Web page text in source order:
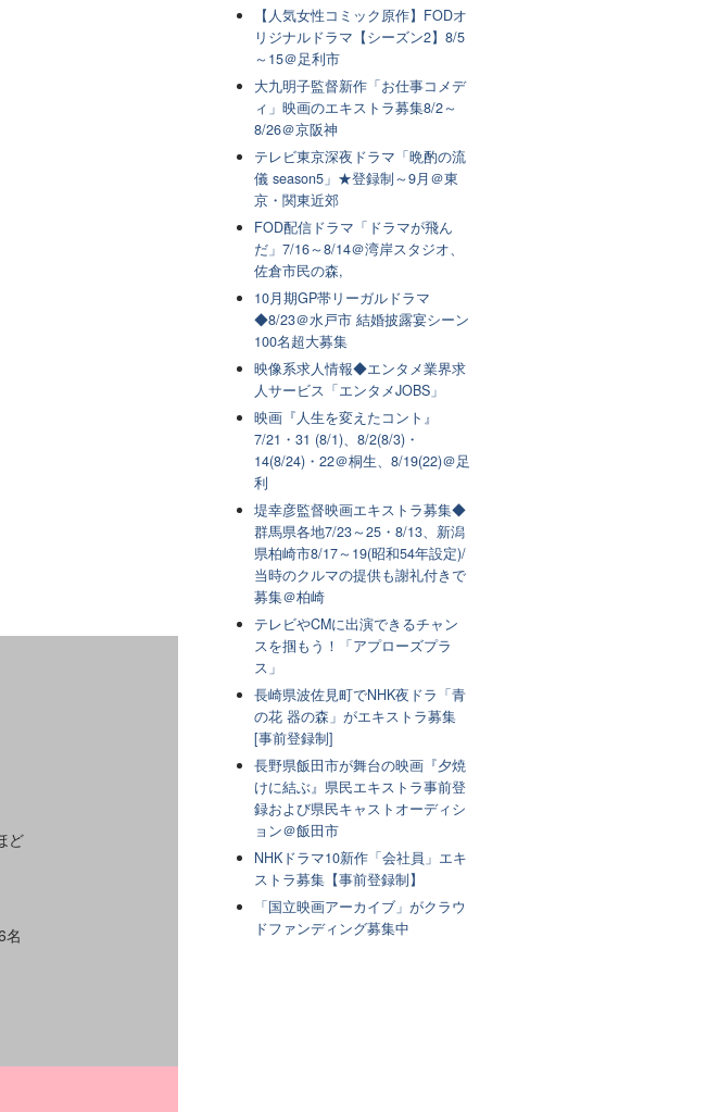
ど
名
【人気女性コミック原作】FODオ
リジナルドラマ【シーズン2】8/5
～15＠足利市
大九明子監督新作「お仕事コメデ
ィ」映画のエキストラ募集8/2～
8/26＠京阪神
テレビ東京深夜ドラマ「晩酌の流
儀 season5」★登録制～9月＠東
京・関東近郊
FOD配信ドラマ「ドラマが飛ん
だ」7/16～8/14＠湾岸スタジオ、
佐倉市民の森,
10月期GP帯リーガルドラマ
◆8/23＠水戸市 結婚披露宴シーン
100名超大募集
映像系求人情報◆エンタメ業界求
人サービス「エンタメJOBS」
映画『人生を変えたコント』
7/21・31 (8/1)、8/2(8/3)・
14(8/24)・22＠桐生、8/19(22)＠足
利
堤幸彦監督映画エキストラ募集◆
群馬県各地7/23～25・8/13、新潟
県柏崎市8/17～19(昭和54年設定)/
当時のクルマの提供も謝礼付きで
募集＠柏崎
テレビやCMに出演できるチャン
スを掴もう！「アプローズプラ
ス」
長崎県波佐見町でNHK夜ドラ「青
の花 器の森」がエキストラ募集
[事前登録制]
長野県飯田市が舞台の映画『夕焼
けに結ぶ』県民エキストラ事前登
録および県民キャストオーディシ
ョン＠飯田市
NHKドラマ10新作「会社員」エキ
ストラ募集【事前登録制】
「国立映画アーカイブ」がクラウ
ドファンディング募集中